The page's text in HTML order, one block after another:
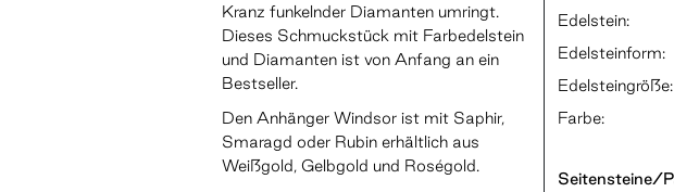
Kranz funkelnder Diamanten umringt.
Dieses Schmuckstück mit Farbedelstein
und Diamanten ist von Anfang an ein
Bestseller.
Den Anhänger Windsor ist mit Saphir,
Smaragd oder Rubin erhältlich aus
Weißgold, Gelbgold und Roségold.
Edelstein:
Edelsteinform:
Edelsteingröße:
Farbe:
Seitensteine/